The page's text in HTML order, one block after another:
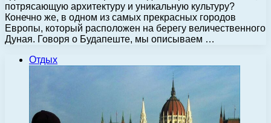
потрясающую архитектуру и уникальную культуру?
Конечно же, в одном из самых прекрасных городов
Европы, который расположен на берегу величественного
Дуная. Говоря о Будапеште, мы описываем …
Отдых